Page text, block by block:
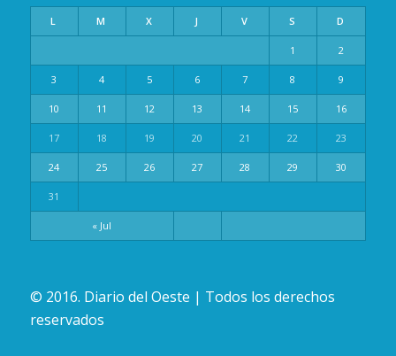
L M X J V S D
« Jul
1 2
3 4 5 6 7 8 9
10 11 12 13 14 15 16
17 18 19 20 21 22 23
24 25 26 27 28 29 30
31
© 2016. Diario del Oeste | Todos los derechos
reservados